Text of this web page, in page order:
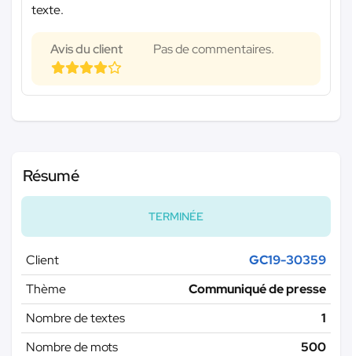
texte.
Avis du client Pas de commentaires.
Résumé
TERMINÉE
Client
GC19-30359
Thème
Communiqué de presse
Nombre de textes
1
Nombre de mots
500